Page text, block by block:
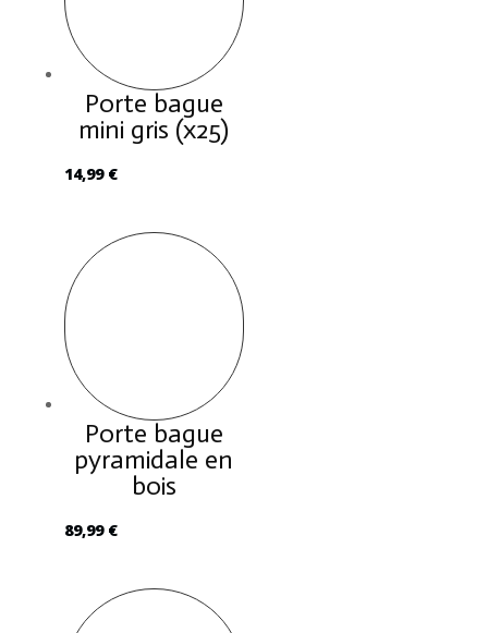
Porte bague
mini gris (x25)
14,99 €
Porte bague
pyramidale en
bois
89,99 €